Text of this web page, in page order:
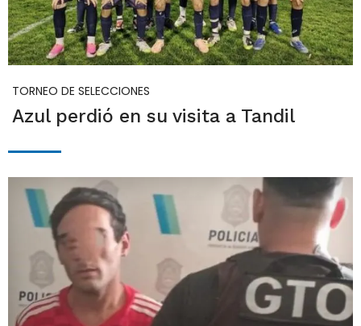
TORNEO DE SELECCIONES
Azul perdió en su visita a Tandil